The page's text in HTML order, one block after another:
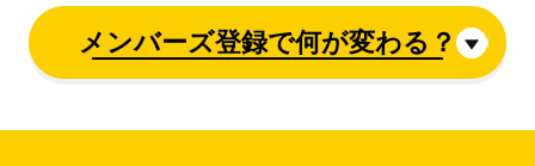
メンバーズ登録で何が変わる？